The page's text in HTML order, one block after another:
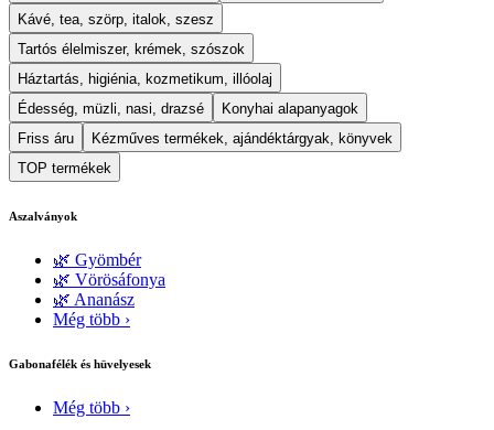
Kávé, tea, szörp, italok, szesz
Tartós élelmiszer, krémek, szószok
Háztartás, higiénia, kozmetikum, illóolaj
Édesség, müzli, nasi, drazsé
Konyhai alapanyagok
Friss áru
Kézműves termékek, ajándéktárgyak, könyvek
TOP termékek
Aszalványok
🌿 Gyömbér
🌿 Vörösáfonya
🌿 Ananász
Még több ›
Gabonafélék és hüvelyesek
Még több ›